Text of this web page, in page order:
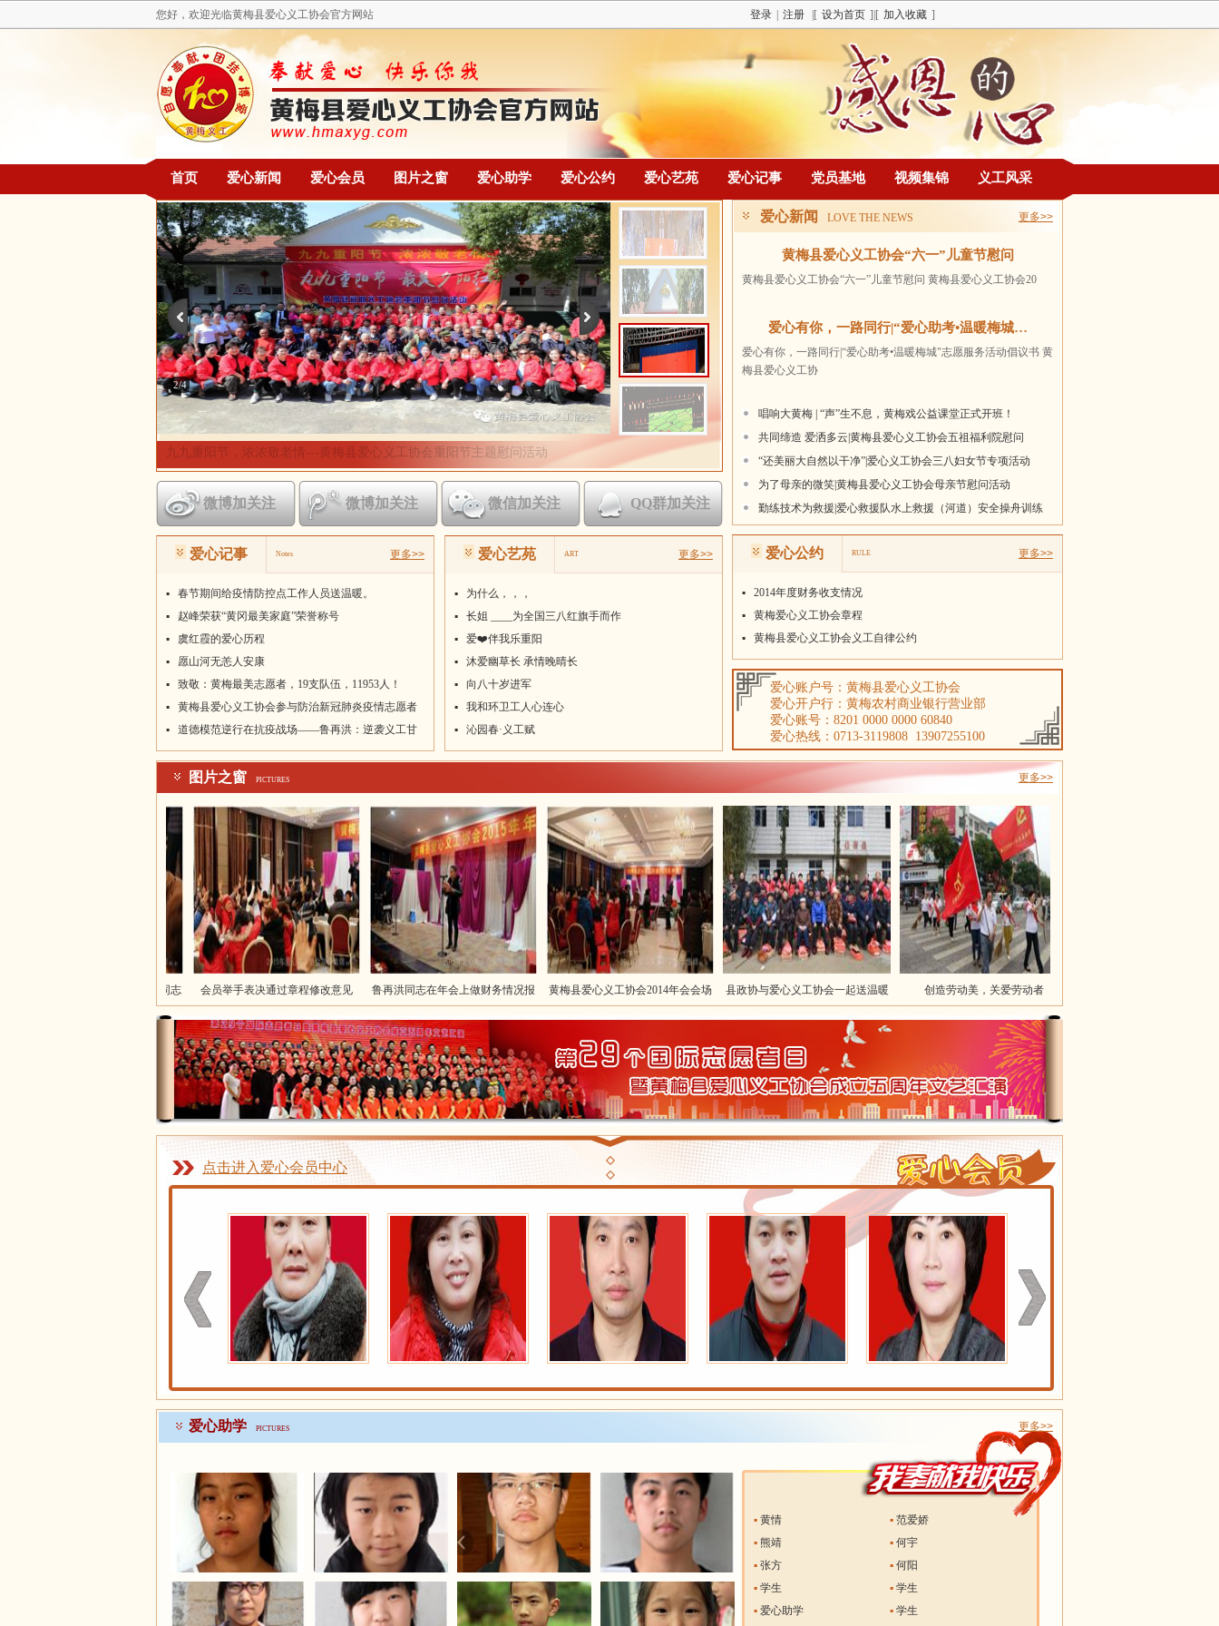
您好，欢迎光临黄梅县爱心义工协会官方网站 登录 注册 |[ 设为首页 ]|[ 加入收藏 ]
首页 爱心新闻 爱心会员 图片之窗 爱心助学 爱心公约 爱心艺苑 爱心记事 党员基地 视频集锦 义工风采
2/4
微博加关注 微博加关注 微信加关注 QQ群加关注
更多>>
爱心记事 Notes
▪
春节期间给疫情防控点工作人员送温暖。
▪
赵峰荣获“黄冈最美家庭”荣誉称号
▪
虞红霞的爱心历程
▪
愿山河无恙人安康
▪
致敬：黄梅最美志愿者，19支队伍，11953人！
▪
黄梅县爱心义工协会参与防治新冠肺炎疫情志愿者
名单
▪
道德模范逆行在抗疫战场——鲁再洪：逆袭义工甘
挥汗，倾情抗疫献丹心
更多>>
爱心艺苑 ART
▪
为什么，，，
▪
长姐 ____为全国三八红旗手而作
▪
爱❤️伴我乐重阳
▪
沐爱幽草长 承情晚晴长
▪
向八十岁进军
▪
我和环卫工人心连心
▪
沁园春·义工赋
更多>>
爱心新闻 LOVE THE NEWS
黄梅县爱心义工协会“六一”儿童节慰问
黄梅县爱心义工协会“六一”儿童节慰问 黄梅县爱心义工协会20
爱心有你，一路同行|“爱心助考•温暖梅城…
爱心有你，一路同行|“爱心助考•温暖梅城"志愿服务活动倡议书 黄
梅县爱心义工协
共同缔造 爱洒多云|黄梅县爱心义工协会五祖福利院慰问
“还美丽大自然以干净”|爱心义工协会三八妇女节专项活动
为了母亲的微笑|黄梅县爱心义工协会母亲节慰问活动
勤练技术为救援|爱心救援队水上救援（河道）安全操舟训练
唱响大黄梅 | “声”生不息，黄梅戏公益课堂正式开班！
更多>>
爱心公约 RULE
▪
2014年度财务收支情况
▪
黄梅爱心义工协会章程
▪
黄梅县爱心义工协会义工自律公约
爱心账户号：黄梅县爱心义工协会
爱心开户行：黄梅农村商业银行营业部
爱心账号：8201 0000 0000 60840
爱心热线：0713-3119808 13907255100
更多>>
图片之窗 PICTURES
会员举手表决通过章程修改意见
鲁再洪同志在年会上做财务情况报
告
黄梅县爱心义工协会2014年会会场 县政协与爱心义工协会一起送温暖 创造劳动美，关爱劳动者
点击进入爱心会员中心
刘昭斌 王小林
更多>>
爱心助学 PICTURES
▪ 黄情 ▪ 范爱娇
▪ 熊靖 ▪ 何宇
▪ 张方 ▪ 何阳
▪ 学生 ▪ 学生
▪ 爱心助学 ▪ 学生